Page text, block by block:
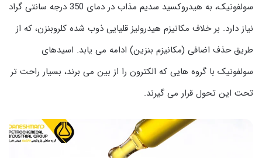
سولفونیک، به هیدروکسید سدیم مذاب در دمای 350 درجه سانتی گراد
نیاز دارد. بر خلاف مکانیزم هیدرولیز قلیایی ذوب شده کلروبنزن، که از
طریق حذف اضافی (مکانیزم بنزین) ادامه می یابد. اسیدهای
سولفونیک با گروه هایی که الکترون را از بین می برند، بسیار راحت تر
تحت این تحول قرار می گیرند.